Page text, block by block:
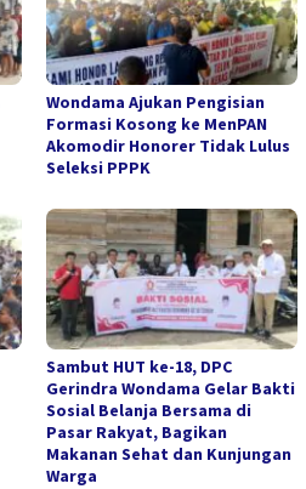
Wondama Ajukan Pengisian
Formasi Kosong ke MenPAN
Akomodir Honorer Tidak Lulus
Seleksi PPPK
Sambut HUT ke-18, DPC
Gerindra Wondama Gelar Bakti
Sosial Belanja Bersama di
Pasar Rakyat, Bagikan
Makanan Sehat dan Kunjungan
Warga